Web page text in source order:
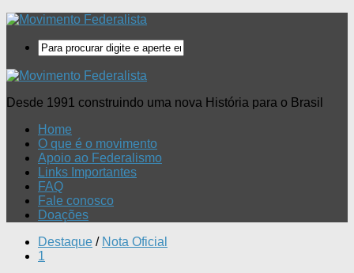
Desde 1991 construindo uma nova História para o Brasil
Home
O que é o movimento
Apoio ao Federalismo
Links Importantes
FAQ
Fale conosco
Doações
Destaque / Nota Oficial
1